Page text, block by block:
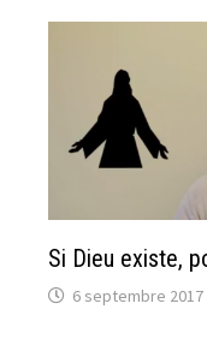
Si Dieu existe,
6 septembre 2017